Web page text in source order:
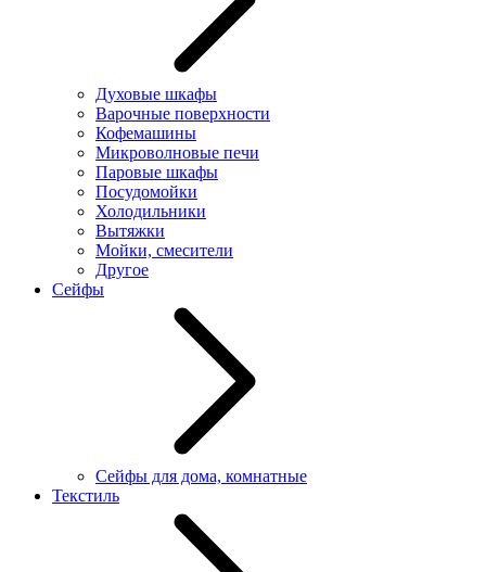
Духовые шкафы
Варочные поверхности
Кофемашины
Микроволновые печи
Паровые шкафы
Посудомойки
Холодильники
Вытяжки
Мойки, смесители
Другое
Сейфы
Сейфы для дома, комнатные
Текстиль